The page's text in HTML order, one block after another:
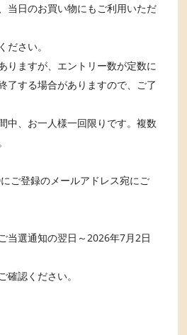
当日のお買い物にもご利用いただ
ださい。
りますが、エントリー数が定数に
了する場合がありますので、ご了
中、お一人様一回限りです。複数
ご登録のメールアドレス宛にご
当選通知の翌日～2026年7月2日
確認ください。